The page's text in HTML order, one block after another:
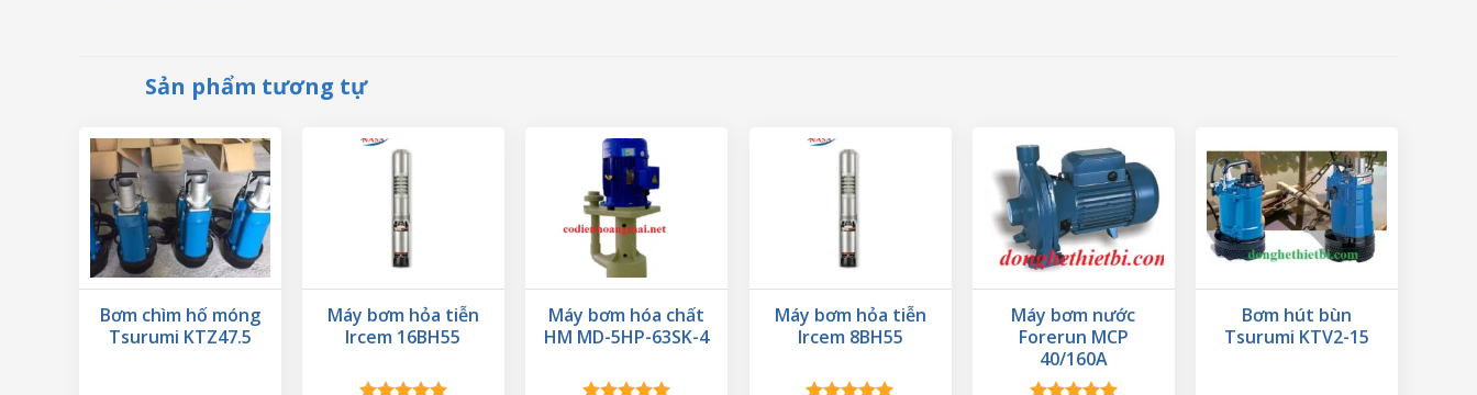
Sản phẩm tương tự
Bơm chìm hố móng
Tsurumi KTZ47.5
Máy bơm hỏa tiễn
Ircem 16BH55
Máy bơm hóa chất
HM MD-5HP-63SK-4
Máy bơm hỏa tiễn
Ircem 8BH55
Máy bơm nước
Forerun MCP
40/160A
Bơm hút bùn
Tsurumi KTV2-15